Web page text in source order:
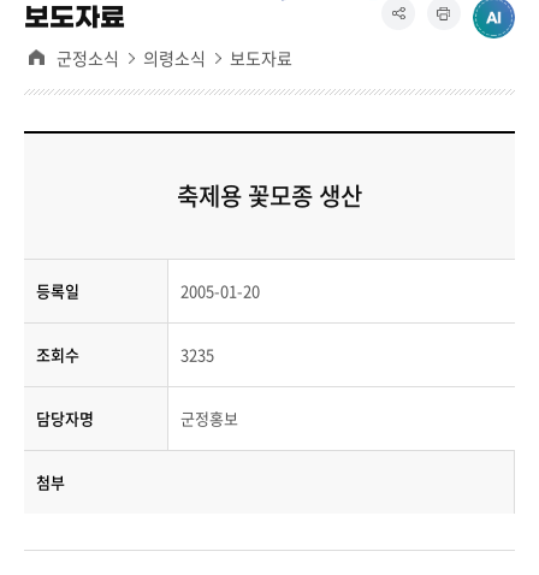
보도자료
군정소식 의령소식 보도자료
축제용 꽃모종 생산
등록일 2005-01-20
조회수 3235
담당자명 군정홍보
첨부